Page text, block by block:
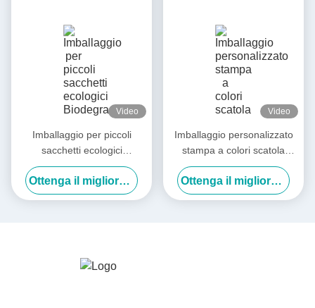
Video
Imballaggio per piccoli
sacchetti ecologici
Biodegradabile Carta Kraft
personalizzata Ottenga il migliore prezzo
Video
Imballaggio personalizzato
stampa a colori scatola
aereo scatola di cartone
scatola di regalo pieghevole
eco-friendly
Ottenga il migliore prezzo